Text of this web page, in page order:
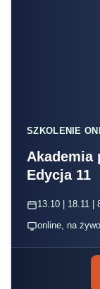
SZKOLENIE
Akademia
Edycja 11
13.10 | 18.11 |
online, na